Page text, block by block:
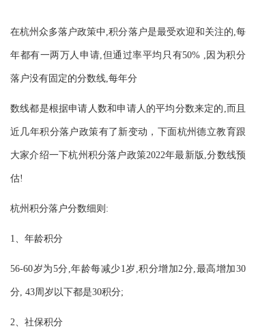
在杭州众多落户政策中,积分落户是最受欢迎和关注的,每
年都有一两万人申请,但通过率平均只有50% ,因为积分
落户没有固定的分数线,每年分
数线都是根据申请人数和申请人的平均分数来定的,而且
近几年积分落户政策有了新变动，下面杭州德立教育跟
大家介绍一下杭州积分落户政策2022年最新版,分数线预
估!
杭州积分落户分数细则:
1、年龄积分
56-60岁为5分,年龄每减少1岁,积分增加2分,最高增加30
分, 43周岁以下都是30积分;
2、社保积分